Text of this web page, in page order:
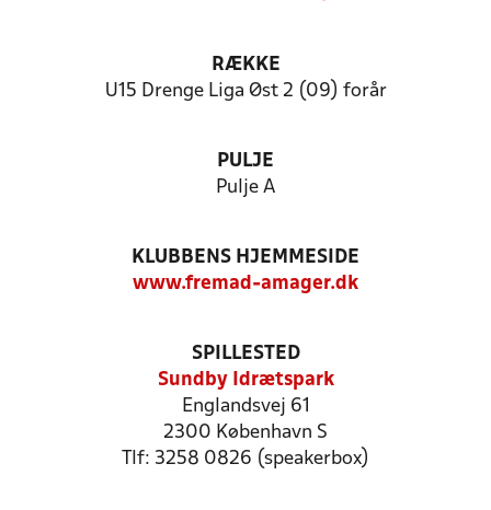
RÆKKE
U15 Drenge Liga Øst 2 (09) forår
PULJE
Pulje A
KLUBBENS HJEMMESIDE
www.fremad-amager.dk
SPILLESTED
Sundby Idrætspark
Englandsvej 61
2300 København S
Tlf: 3258 0826 (speakerbox)